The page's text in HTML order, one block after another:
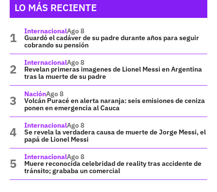
LO MÁS RECIENTE
InternacionalAgo 8
Guardó el cadáver de su padre durante años para seguir
cobrando su pensión
InternacionalAgo 8
Revelan primeras imagenes de Lionel Messi en Argentina
tras la muerte de su padre
NaciónAgo 8
Volcán Puracé en alerta naranja: seis emisiones de ceniza
ponen en emergencia al Cauca
InternacionalAgo 8
Se revela la verdadera causa de muerte de Jorge Messi, el
papá de Lionel Messi
InternacionalAgo 8
Muere reconocida celebridad de reality tras accidente de
tránsito; grababa un comercial